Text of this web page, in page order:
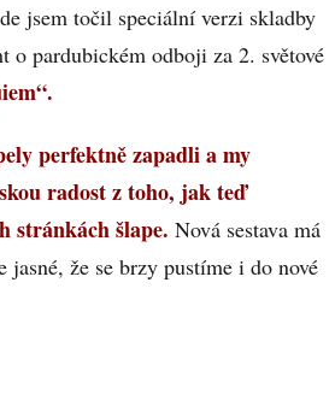
jsem točil speciální verzi skladby
o pardubickém odboji za 2. světové
perfektně zapadli a my
radost z toho, jak teď
stránkách šlape. Nová sestava má
jasné, že se brzy pustíme i do nové